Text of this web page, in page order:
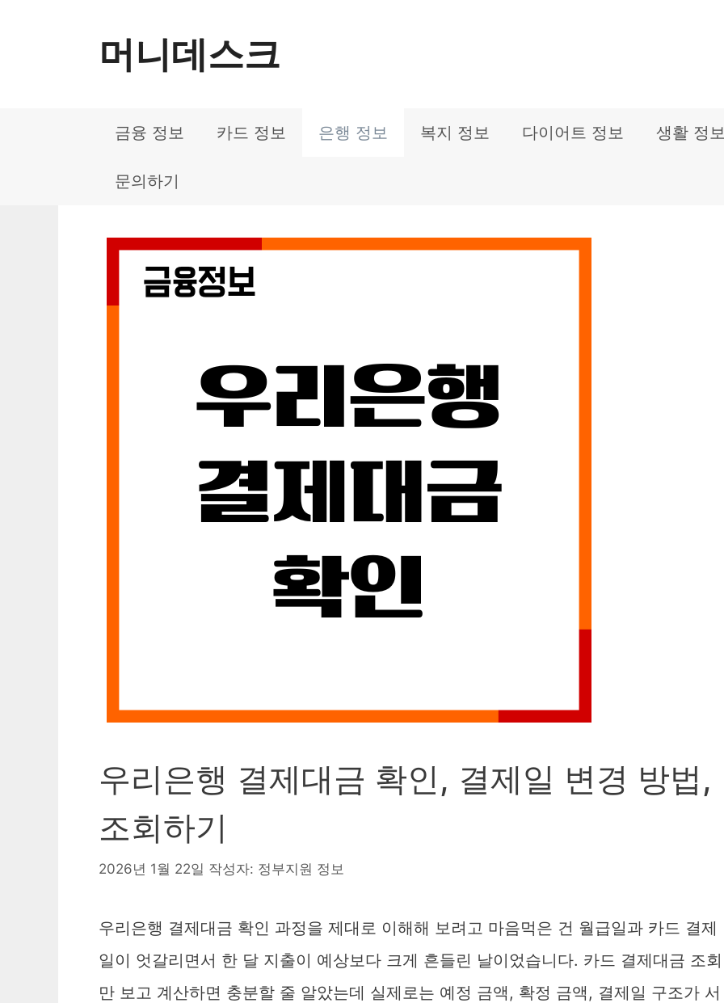
머니데스크
금융 정보 카드 정보 은행 정보 복지 정보 다이어트 정보 생활 정
문의하기
우리은행 결제대금 확인, 결제일 변경 방법,
조회하기
2026년 1월 22일 작성자: 정부지원 정보
우리은행 결제대금 확인 과정을 제대로 이해해 보려고 마음먹은 건 월급일과 카드 결제
일이 엇갈리면서 한 달 지출이 예상보다 크게 흔들린 날이었습니다. 카드 결제대금 조회
만 보고 계산하면 충분할 줄 알았는데 실제로는 예정 금액, 확정 금액, 결제일 구조가 서